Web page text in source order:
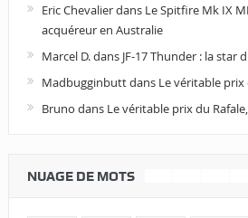
Eric Chevalierdans Le Spitfire Mk IX
acquéreur en Australie
Marcel D.dans JF-17 Thunder : la star
Madbugginbuttdans Le véritable prix
Bruno dans Le véritable prix du
NUAGE DE MOTS